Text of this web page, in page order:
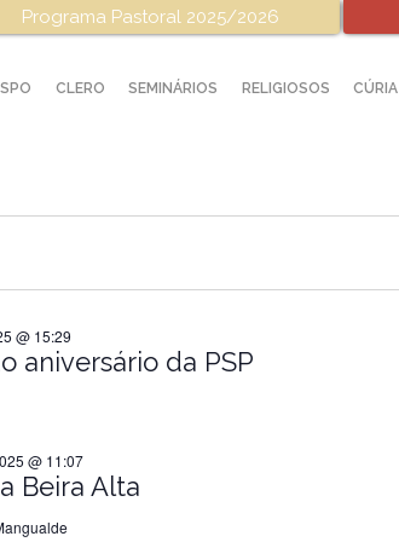
Programa Pastoral 2025/2026
CLERO SEMINÁRIOS RELIGIOSOS CÚRIA
aniversário da PSP
@ 15:29
Beira Alta
@ 11:07